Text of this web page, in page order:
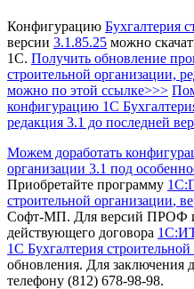
Конфигурацию Бухгалтерия
версии 3.1.85.25 можно
1С. Получить обновление
строительной организации,
можно по этой ссылке>>>
конфигурацию 1С
редакция 3.1 до последней
Можем доработать
организации 3.1 под
Приобретайте программу
строительной организации,
Софт-МП. Для версий ПРОФ
действующего договора
1С Бухгалтерия
обновления. Для заключения
телефону (812) 678-98-98.